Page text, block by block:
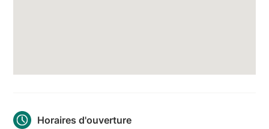
Horaires d'ouverture